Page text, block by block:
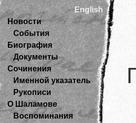
English
Новости
События
Биография
Документы
Сочинения
Именной указатель
Рукописи
О Шаламове
Воспоминания